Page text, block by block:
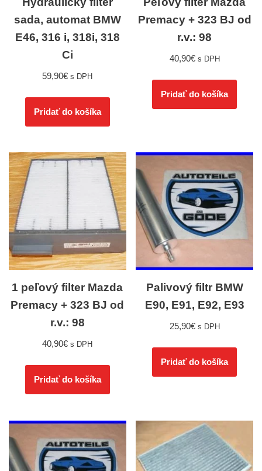
sada, automat BMW
E46, 316 i, 318i, 318
Ci
59,90€ s DPH
Pridať do košíka
Premacy + 323 BJ od
r.v.: 98
40,90€ s DPH
Pridať do košíka
1 peľový filter Mazda
Premacy + 323 BJ od
r.v.: 98
40,90€ s DPH
Pridať do košíka
Palivový filtr BMW
E90, E91, E92, E93
25,90€ s DPH
Pridať do košíka